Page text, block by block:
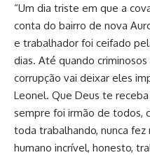
“Um dia triste em que a
conta do bairro de nova
e trabalhador foi ceifado
dias. Até quando
corrupção vai deixar eles
Leonel. Que Deus te
sempre foi irmão de todos,
toda trabalhando, nunca fez
humano incrível, honesto,